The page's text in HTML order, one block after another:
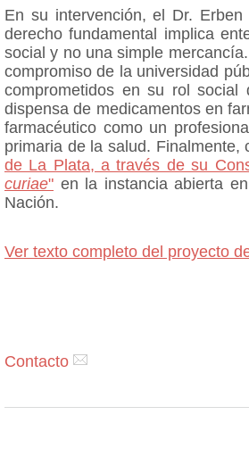
En su intervención, el Dr.
derecho fundamental implica
social y no una simple
compromiso de la universidad
comprometidos en su rol
dispensa de medicamentos en
farmacéutico como un
primaria de la salud. Finalmente,
de La Plata, a través de su
curiae" en la instancia abierta
Nación.
Ver texto completo del proyecto
Contacto